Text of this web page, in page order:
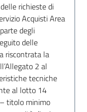
richieste di
Acquisti Area
degli
delle
riscontrata la
2 al
tecniche
al lotto 14
titolo minimo